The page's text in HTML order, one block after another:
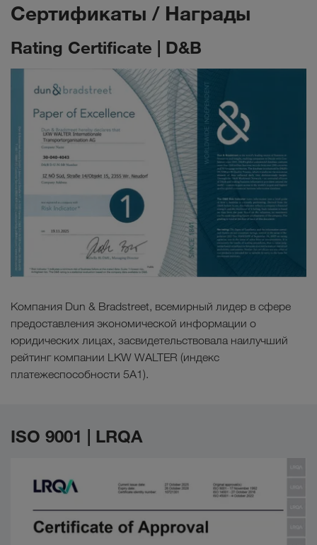
Compliance
WALTER GROUP
Работа и карьера
Сертификаты / Награды
Rating Certificate | D&B
Компания Dun & Bradstreet, всемирный лидер в сфере
предоставления экономической информации о
юридических лицах, засвидетельствовала наилучший
рейтинг компании LKW WALTER (индекс
платежеспособности 5А1).
ISO 9001 | LRQA